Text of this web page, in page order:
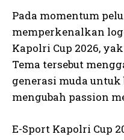
Pada momentum
memperkenalkan
Kapolri Cup 2026,
Tema tersebut
generasi muda
mengubah passion
E-Sport Kapolri Cup